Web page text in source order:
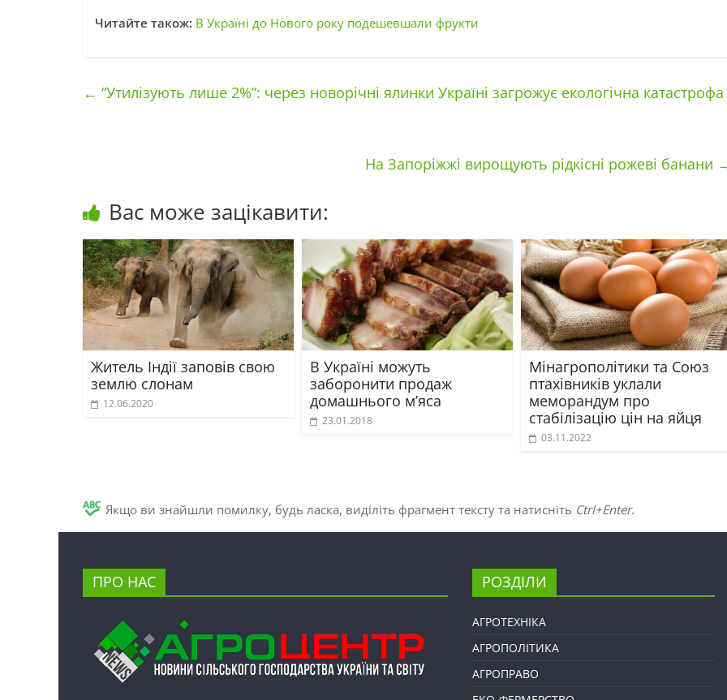
Читайте також: В Україні до Нового року подешевшали фрукти
← “Утилізують лише 2%”: через новорічні ялинки Україні загрожує екологічна катастрофа
На Запоріжжі вирощують рідкісні рожеві банани
Вас може зацікавити:
Житель Індії заповів свою
землю слонам
12.06.2020
В Україні можуть
заборонити продаж
домашнього м’яса
23.01.2018
Мінагрополітики та Союз
птахівників уклали
меморандум про
стабілізацію цін на яйця
03.11.2022
Якщо ви знайшли помилку, будь ласка, виділіть фрагмент тексту та натисніть Ctrl+Enter.
ПРО НАС РОЗДІЛИ
АГРОТЕХНІКА
АГРОПОЛІТИКА
АГРОПРАВО